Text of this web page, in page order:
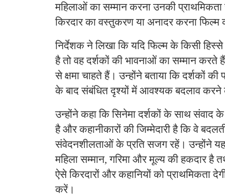
महिलाओं का सम्मान करना उनकी प्राथमिकता
किरदार का वस्तुकरण या अनादर करना फिल्म
निर्देशक ने लिखा कि यदि फिल्म के किसी हिस्से
है तो वह दर्शकों की भावनाओं का सम्मान करते
से क्षमा चाहते हैं। उन्होंने बताया कि दर्शकों की
के बाद संबंधित दृश्यों में आवश्यक बदलाव करने
उन्होंने कहा कि सिनेमा दर्शकों के साथ संवाद
है और कहानीकारों की जिम्मेदारी है कि वे
संवेदनशीलताओं के प्रति सजग रहें। उन्होंने यह
महिला सम्मान, गरिमा और मूल्य की हकदार है
ऐसे किरदारों और कहानियों को प्राथमिकता
करें।